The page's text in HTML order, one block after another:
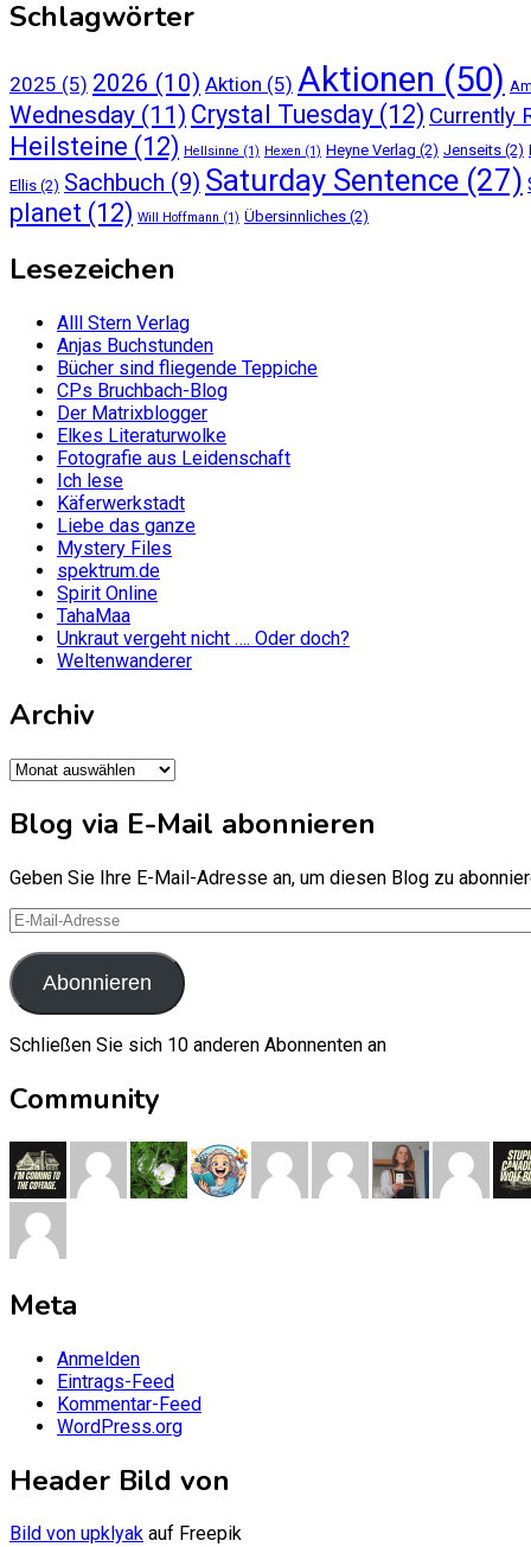
Schlagwörter
2025 (5) 2026 (10) Aktion (5) Aktionen (50)
Wednesday (11) Crystal Tuesday (12) Currently
Heilsteine (12) Hellsinne (1) Hexen (1) Heyne Verlag (2) Jenseits (2)
Ellis (2) Sachbuch (9) Saturday Sentence (27)
planet (12) Will Hoffmann (1) Übersinnliches (2)
Lesezeichen
Alll Stern Verlag
Anjas Buchstunden
Bücher sind fliegende Teppiche
CPs Bruchbach-Blog
Der Matrixblogger
Elkes Literaturwolke
Fotografie aus Leidenschaft
Ich lese
Käferwerkstadt
Liebe das ganze
Mystery Files
spektrum.de
Spirit Online
TahaMaa
Unkraut vergeht nicht …. Oder doch?
Weltenwanderer
Archiv
Archiv
Blog via E-Mail abonnieren
Geben Sie Ihre E-Mail-Adresse an, um diesen Blog zu
E-
Mail-
Adresse
Abonnieren
Schließen Sie sich 10 anderen Abonnenten an
Community
Meta
Anmelden
Eintrags-Feed
Kommentar-Feed
WordPress.org
Header Bild von
Bild von upklyak auf Freepik